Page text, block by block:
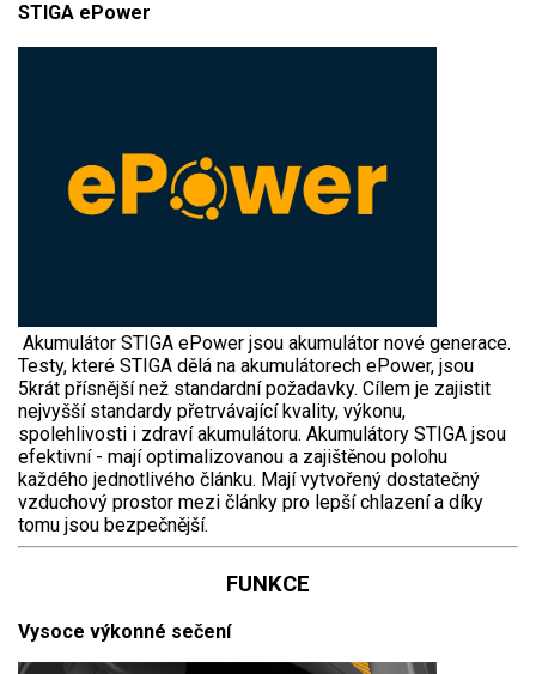
STIGA ePower
Akumulátor STIGA ePower jsou akumulátor nové generace.
Testy, které STIGA dělá na akumulátorech ePower, jsou
5krát přísnější než standardní požadavky. Cílem je zajistit
nejvyšší standardy přetrvávající kvality, výkonu,
spolehlivosti i zdraví akumulátoru. Akumulátory STIGA jsou
efektivní - mají optimalizovanou a zajištěnou polohu
každého jednotlivého článku. Mají vytvořený dostatečný
vzduchový prostor mezi články pro lepší chlazení a díky
tomu jsou bezpečnější.
FUNKCE
Vysoce výkonné sečení